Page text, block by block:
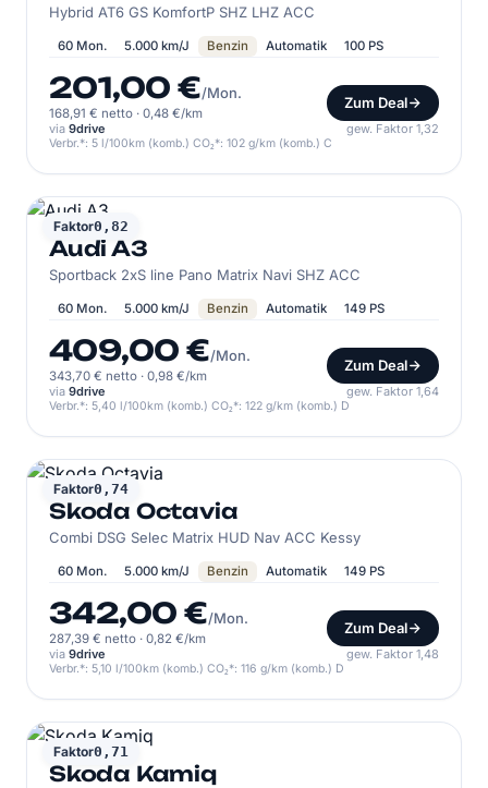
Hybrid AT6 GS KomfortP SHZ LHZ ACC
60 Mon. 5.000 km/J Benzin Automatik 100 PS
201,00 €/Mon.
168,91 € netto · 0,48 €/km
Zum Deal
via 9drive gew. Faktor 1,32
Verbr.*: 5 l/100km (komb.) CO₂*: 102 g/km (komb.) C
Faktor0,82
AUDI
Audi A3
Sportback 2xS line Pano Matrix Navi SHZ ACC
60 Mon. 5.000 km/J Benzin Automatik 149 PS
409,00 €/Mon.
343,70 € netto · 0,98 €/km
Zum Deal
via 9drive gew. Faktor 1,64
Verbr.*: 5,40 l/100km (komb.) CO₂*: 122 g/km (komb.) D
Faktor0,74
SKODA
Skoda Octavia
Combi DSG Selec Matrix HUD Nav ACC Kessy
60 Mon. 5.000 km/J Benzin Automatik 149 PS
342,00 €/Mon.
287,39 € netto · 0,82 €/km
Zum Deal
via 9drive gew. Faktor 1,48
Verbr.*: 5,10 l/100km (komb.) CO₂*: 116 g/km (komb.) D
Faktor0,71
SKODA
Skoda Kamiq